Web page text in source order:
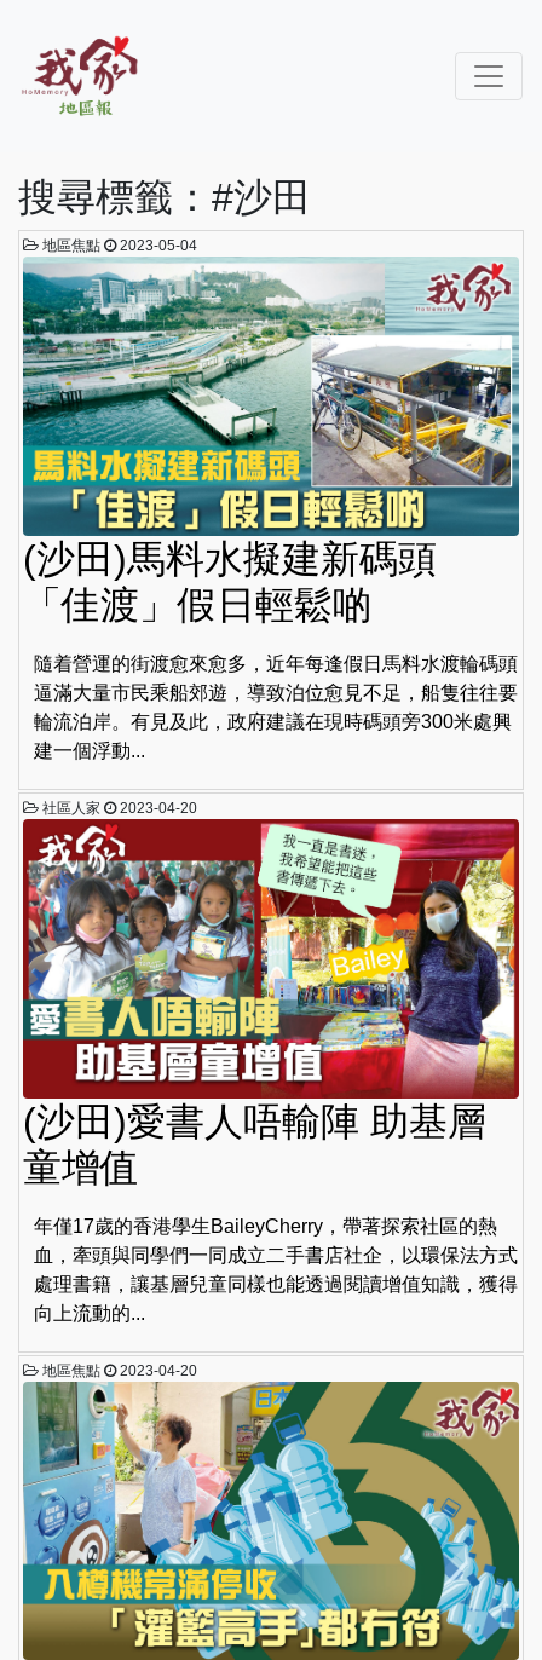
搜尋標籤：#沙田
地區焦點 2023-05-04
(沙田)馬料水擬建新碼頭
「佳渡」假日輕鬆啲
隨着營運的街渡愈來愈多，近年每逢假日馬料水渡輪碼頭
逼滿大量市民乘船郊遊，導致泊位愈見不足，船隻往往要
輪流泊岸。有見及此，政府建議在現時碼頭旁300米處興
建一個浮動...
社區人家 2023-04-20
(沙田)愛書人唔輸陣 助基層
童增值
年僅17歲的香港學生BaileyCherry，帶著探索社區的熱
血，牽頭與同學們一同成立二手書店社企，以環保法方式
處理書籍，讓基層兒童同樣也能透過閱讀增值知識，獲得
向上流動的...
地區焦點 2023-04-20